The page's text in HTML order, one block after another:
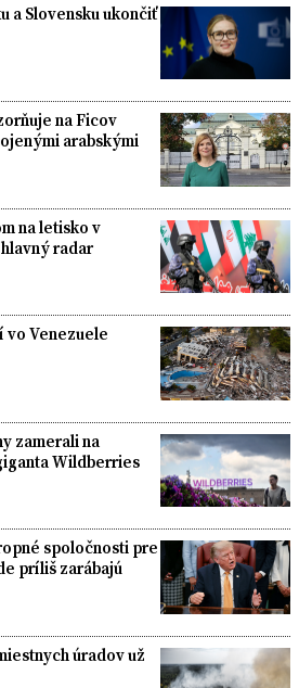
a Slovensku ukončiť
na Ficov
arabskými
na letisko v
radar
vo Venezuele
zamerali na
Wildberries
spoločnosti pre
príliš zarábajú
úradov už